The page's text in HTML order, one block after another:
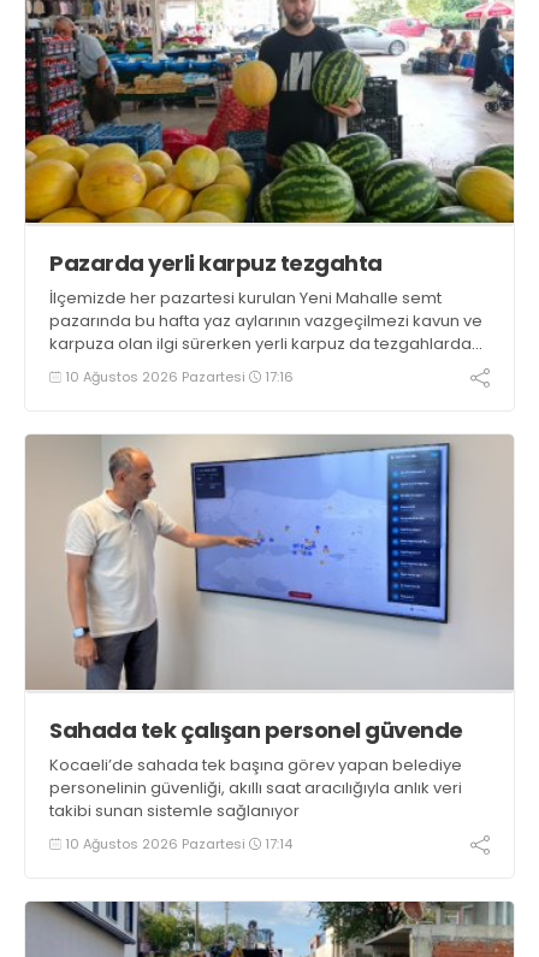
Pazarda yerli karpuz tezgahta
İlçemizde her pazartesi kurulan Yeni Mahalle semt
pazarında bu hafta yaz aylarının vazgeçilmezi kavun ve
karpuza olan ilgi sürerken yerli karpuz da tezgahlarda
yerini aldı
10 Ağustos 2026 Pazartesi 17:16
Sahada tek çalışan personel güvende
Kocaeli’de sahada tek başına görev yapan belediye
personelinin güvenliği, akıllı saat aracılığıyla anlık veri
takibi sunan sistemle sağlanıyor
10 Ağustos 2026 Pazartesi 17:14